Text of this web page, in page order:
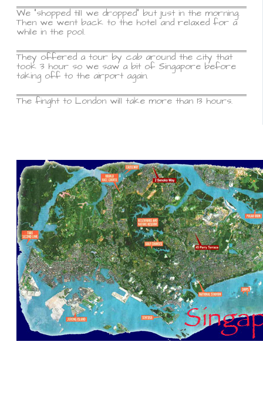
We ”shopped till we dropped” but just in the morning.
Then we went back to the hotel and relaxed for a
while in the pool.
They offered a tour by cab around the city that
took 3 hour so we saw a bit of Singapore before
taking off to the airport again.
The finght to London will take more than 13 hours.